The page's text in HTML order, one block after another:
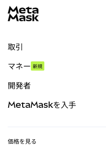
取引
パーペチュアル
RWA
マネー 新規
開発者
MetaMaskを入手
価格を見る